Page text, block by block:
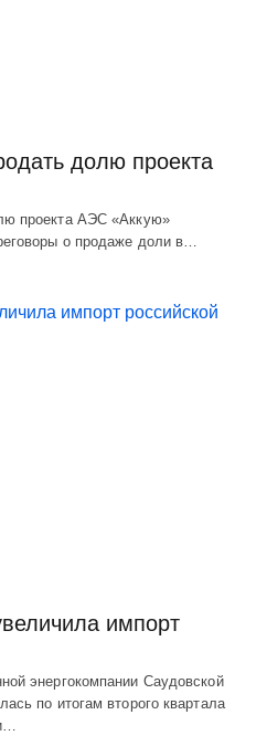
долю проекта
проекта АЭС «Аккую»
о продаже доли в…
импорт
энергокомпании Саудовской
по итогам второго квартала